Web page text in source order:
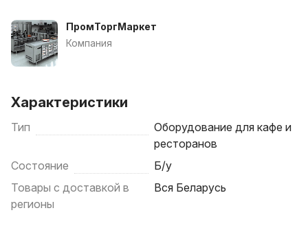
ПромТоргМаркет
Компания
Характеристики
Тип
Оборудование для кафе и
ресторанов
Состояние
Б/у
Товары с доставкой в
регионы
Вся Беларусь